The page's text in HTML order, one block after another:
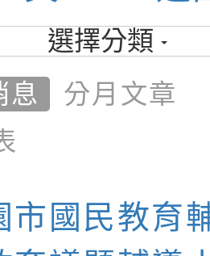
生命教育(
託播影片
台東博
子檔及活動介
園市政府家庭
家7月課程資
新鮮人」
題」、「青少
「親密關係
局115年「暑
專案」LED
府政策宣導
暨落實保護青
園市政府LED
託播影片
市政府家庭
選擇分類
息
分月文章
市國民教育